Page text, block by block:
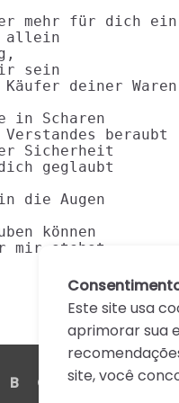
mehr für dich ein
allein
sein
deiner Waren
in Scharen
beraubt
Sicherheit
geglaubt
die Augen
können
mir stehst
B C D E F G
Este site usa
aprimorar sua
site, você